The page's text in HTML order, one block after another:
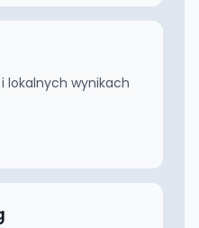
lokalnych wynikach